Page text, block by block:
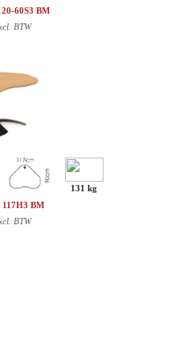
60S3 BM
BTW
131 kg
117H3 BM
BTW